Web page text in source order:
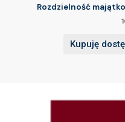
Rozdzielność
Kupuję